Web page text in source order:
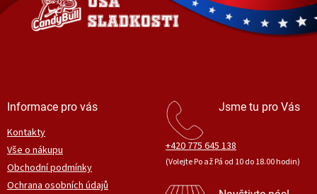
í
Informace pro vás
Kontakty
Vše o nákupu
Obchodní podmínky
Ochrana osobních údajů
Jsme tu pro Vás
+420 775 645 138
(Volejte Po až Pá od 10 do 18.00 hodin)